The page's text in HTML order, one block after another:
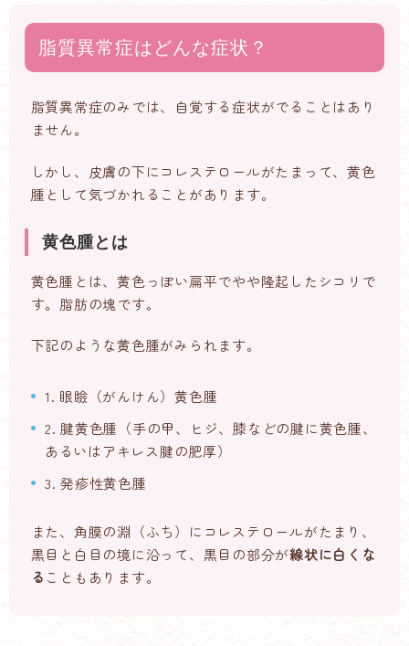
脂質異常症はどんな症状？
脂質異常症のみでは、自覚する症状がでることはあり
ません。
しかし、皮膚の下にコレステロールがたまって、黄色
腫として気づかれることがあります。
黄色腫とは
黄色腫とは、黄色っぽい扁平でやや隆起したシコリで
す。脂肪の塊です。
下記のような黄色腫がみられます。
1. 眼瞼（がんけん）黄色腫
2. 腱黄色腫（手の甲、ヒジ、膝などの腱に黄色腫、
あるいはアキレス腱の肥厚）
3. 発疹性黄色腫
また、角膜の淵（ふち）にコレステロールがたまり、
黒目と白目の境に沿って、黒目の部分が線状に白くな
る こともあります。